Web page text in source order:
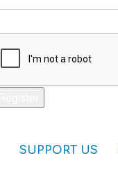
SUPPORT US